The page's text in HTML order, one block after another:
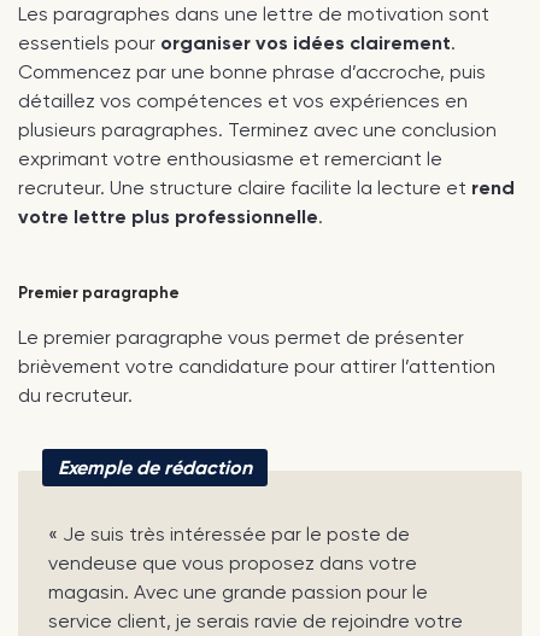
Les paragraphes dans une lettre de motivation sont
essentiels pour organiser vos idées clairement.
Commencez par une bonne phrase d’accroche, puis
détaillez vos compétences et vos expériences en
plusieurs paragraphes. Terminez avec une conclusion
exprimant votre enthousiasme et remerciant le
recruteur. Une structure claire facilite la lecture et rend
votre lettre plus professionnelle.
Premier paragraphe
Le premier paragraphe vous permet de présenter
brièvement votre candidature pour attirer l’attention
du recruteur.
Exemple de rédaction
« Je suis très intéressée par le poste de
vendeuse que vous proposez dans votre
magasin. Avec une grande passion pour le
service client, je serais ravie de rejoindre votre